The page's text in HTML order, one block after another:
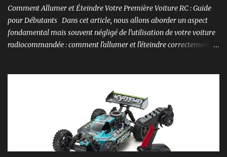
Comment Allumer et Éteindre Votre Première Voiture RC : Guide
pour Débutants Dans cet article, nous allons aborder un aspect
fondamental mais souvent négligé de l'utilisation de votre voiture
radiocommandée : comment l'allumer et l'éteindre correctement.